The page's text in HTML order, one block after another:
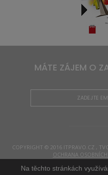
Na těchto stránkách
MÁTE ZÁJEM O
COPYRIGHT © 2016 ITPRAVO.CZ ,
OCHRANA